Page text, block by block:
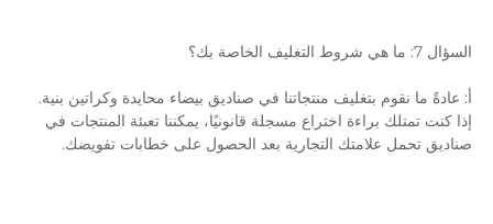
السؤال 7: ما هي شروط التغليف الخاصة بك؟
صناديق تحمل علامتك التجارية بعد الحصول على خطابات تفويضك.